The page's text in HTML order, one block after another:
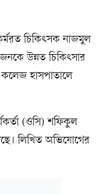
চিকিৎসক নাজমুল
উন্নত চিকিৎসার
হাসপাতালে
(ওসি) শফিকুল
লিখিত অভিযোগের